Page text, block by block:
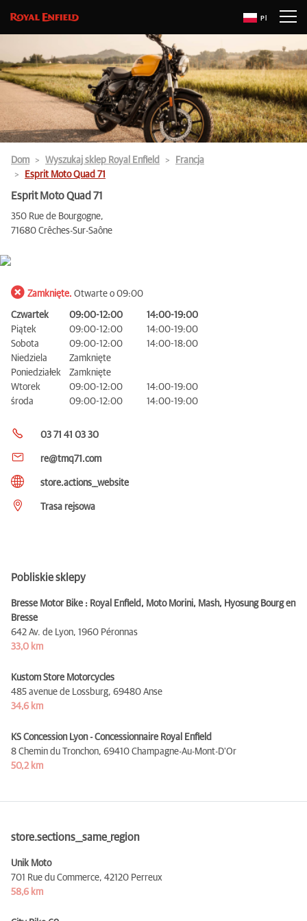
Pl
Dom Wyszukaj sklep Royal Enfield
Francja
Esprit Moto Quad 71
Esprit Moto Quad 71
350 Rue de Bourgogne,
71680 Crêches-Sur-Saône
Zamknięte. Otwarte o 09:00
Czwartek 09:00-12:00
14:00-19:00
Piątek
09:00-12:00
14:00-19:00
Sobota
09:00-12:00
14:00-18:00
Niedziela
Zamknięte
Poniedziałek
Zamknięte
Wtorek
09:00-12:00
14:00-19:00
środa
09:00-12:00 14:00-19:00
03 71 41 03 30
re@tmq71.com
store.actions__website
Trasa rejsowa
Pobliskie sklepy
Bresse Motor Bike : Royal Enfield, Moto Morini, Mash, Hyosung Bourg en
Bresse
642 Av. de Lyon, 1960 Péronnas
33,0 km
Kustom Store Motorcycles
485 avenue de Lossburg, 69480 Anse
34,6 km
KS Concession Lyon - Concessionnaire Royal Enfield
8 Chemin du Tronchon, 69410 Champagne-Au-Mont-D'Or
50,2 km
store.sections__same_region
Unik Moto
701 Rue du Commerce, 42120 Perreux
58,6 km